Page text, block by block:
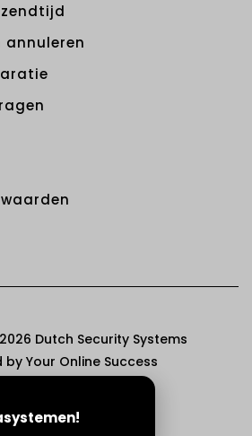
annuleren
Dutch Security Systems
by Your Online Success